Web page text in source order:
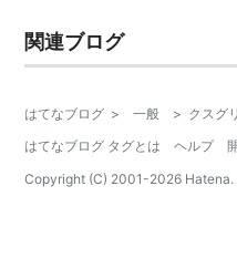
関連ブログ
はてなブログ > 一般 > クスグリ
はてなブログ タグとは
ヘルプ
Copyright (C) 2001-2026 Hatena.